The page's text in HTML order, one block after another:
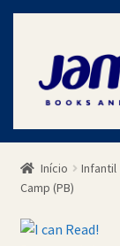
Pular
para
navegação
Pular
para
conteúdo
Início
Avaliações
Cart
Início Infantil
Camp (PB)